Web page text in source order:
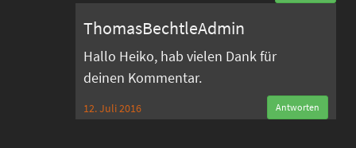
ThomasBechtleAdmin
Hallo Heiko, hab vielen Dank für
deinen Kommentar.
12. Juli 2016 Antworten